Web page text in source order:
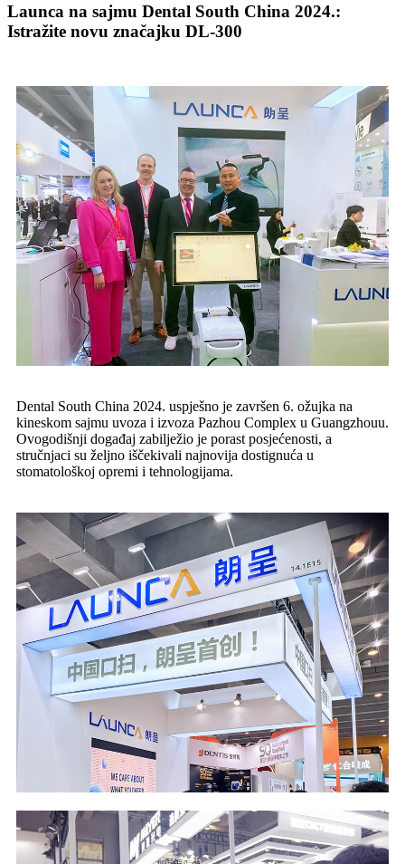
Launca na sajmu Dental South China 2024.:
Istražite novu značajku DL-300
Dental South China 2024. uspješno je završen 6. ožujka na
kineskom sajmu uvoza i izvoza Pazhou Complex u Guangzhouu.
Ovogodišnji događaj zabilježio je porast posjećenosti, a
stručnjaci su željno iščekivali najnovija dostignuća u
stomatološkoj opremi i tehnologijama.